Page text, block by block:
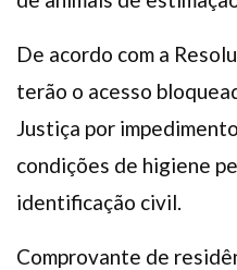
De acordo com a
terão o acesso
Justiça por
condições de higiene
identificação civil.
Comprovante de